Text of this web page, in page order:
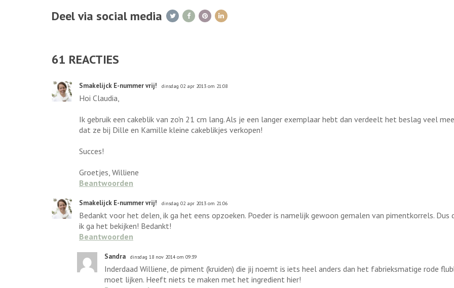
Deel via social media
61 REACTIES
Smakelijck E-nummer vrij! dinsdag 02 apr 2013 om 21:08
Hoi Claudia,
Ik gebruik een cakeblik van zo'n 21 cm lang. Als je een langer exemplaar hebt dan verdeelt het beslag veel
dat ze bij Dille en Kamille kleine cakeblikjes verkopen!
Succes!
Groetjes, Williene
Beantwoorden
Smakelijck E-nummer vrij! dinsdag 02 apr 2013 om 21:06
Bedankt voor het delen, ik ga het eens opzoeken. Poeder is namelijk gewoon gemalen van pimentkorrels. Dus
ik ga het bekijken! Bedankt!
Beantwoorden
Sandra dinsdag 18 nov 2014 om 09:39
Inderdaad Williene, de piment (kruiden) die jij noemt is iets heel anders dan het fabrieksmatige rode
moet lijken. Heeft niets te maken met het ingredient hier!